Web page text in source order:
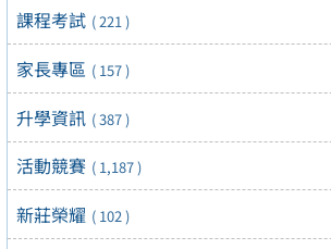
課程考試 ( 221 )
家長專區 ( 157 )
升學資訊 ( 387 )
活動競賽 ( 1,187 )
新莊榮耀 ( 102 )